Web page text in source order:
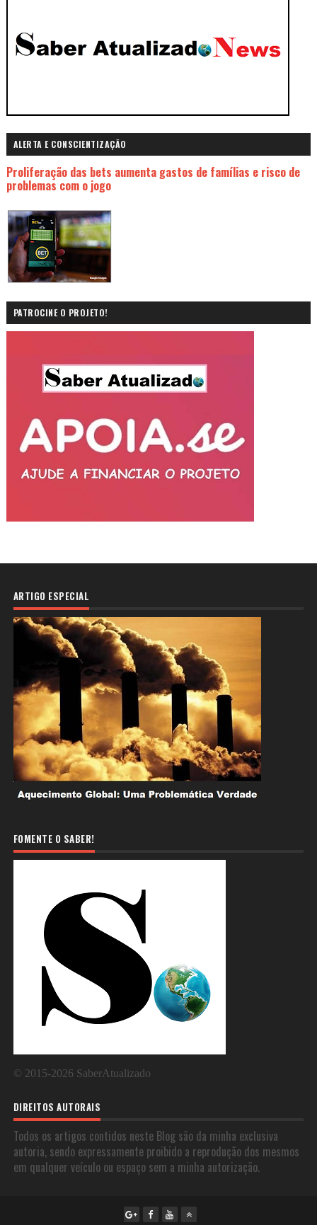
ALERTA E CONSCIENTIZAÇÃO
Proliferação das bets aumenta gastos de famílias e risco de
problemas com o jogo
PATROCINE O PROJETO!
ARTIGO ESPECIAL
FOMENTE O SABER!
© 2015-2026 SaberAtualizado
DIREITOS AUTORAIS
Todos os artigos contidos neste Blog são da minha exclusiva
autoria, sendo expressamente proibido a reprodução dos mesmos
em qualquer veículo ou espaço sem a minha autorização.